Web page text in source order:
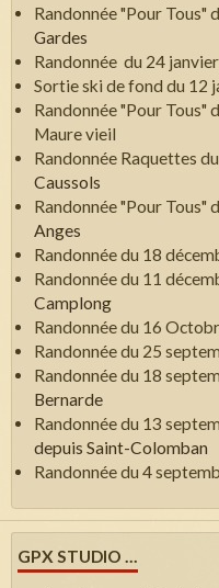
Randonnée "Pour Tous"
Gardes
Randonnée du 24
Sortie ski de fond du 12
Randonnée "Pour Tous"
Maure vieil
Randonnée Raquettes
Caussols
Randonnée "Pour Tous"
Anges
Randonnée du 18
Randonnée du 11
Camplong
Randonnée du 16
Randonnée du 25
Randonnée du 18
Bernarde
Randonnée du 13
depuis Saint-Colomban
Randonnée du 4
GPX STUDIO ...